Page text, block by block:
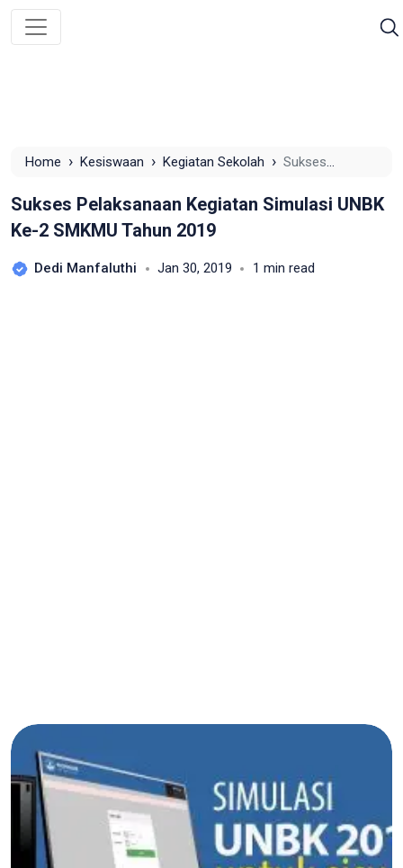
Home › Kesiswaan › Kegiatan Sekolah › Sukses
2019
Sukses Pelaksanaan Kegiatan Simulasi UNBK
Ke-2 SMKMU Tahun 2019
Dedi Manfaluthi Jan 30, 2019 1 min read